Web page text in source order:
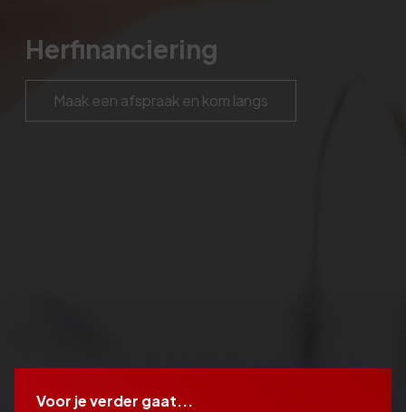
Herfinanciering
Maak een afspraak en kom langs
Voor je verder gaat...